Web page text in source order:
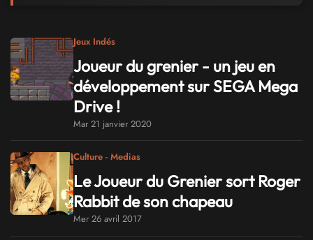
Jeux Indés
Joueur du grenier - un jeu en
développement sur SEGA Mega
Drive !
Mar 21 janvier 2020
Culture - Medias
Le Joueur du Grenier sort Roger
Rabbit de son chapeau
Mer 26 avril 2017